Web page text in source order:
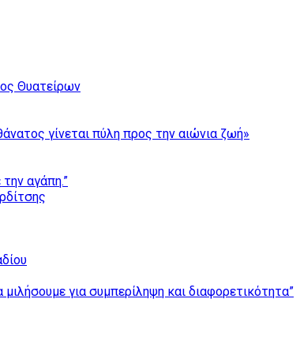
Θυατείρων
γίνεται πύλη προς την αιώνια ζωή»
αγάπη.”
για συμπερίληψη και διαφορετικότητα”